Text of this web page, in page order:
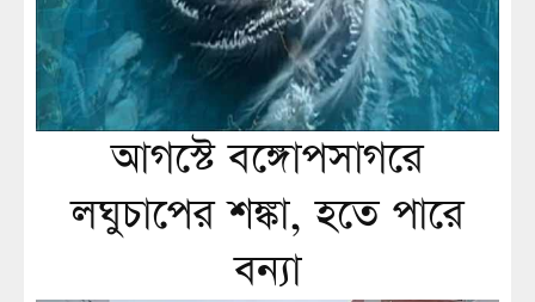
আগস্টে বঙ্গোপসাগরে
লঘুচাপের শঙ্কা, হতে পারে
বন্যা